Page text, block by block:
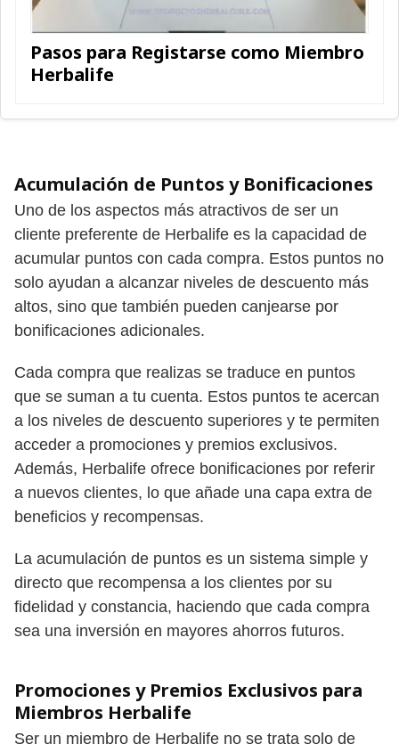
Pasos para Registarse como Miembro
Herbalife
Acumulación de Puntos y Bonificaciones
Uno de los aspectos más atractivos de ser un
cliente preferente de Herbalife es la capacidad de
acumular puntos con cada compra. Estos puntos no
solo ayudan a alcanzar niveles de descuento más
altos, sino que también pueden canjearse por
bonificaciones adicionales.
Cada compra que realizas se traduce en puntos
que se suman a tu cuenta. Estos puntos te acercan
a los niveles de descuento superiores y te permiten
acceder a promociones y premios exclusivos.
Además, Herbalife ofrece bonificaciones por referir
a nuevos clientes, lo que añade una capa extra de
beneficios y recompensas.
La acumulación de puntos es un sistema simple y
directo que recompensa a los clientes por su
fidelidad y constancia, haciendo que cada compra
sea una inversión en mayores ahorros futuros.
Promociones y Premios Exclusivos para
Miembros Herbalife
Ser un miembro de Herbalife no se trata solo de